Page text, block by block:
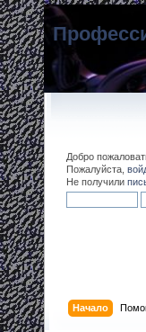
Добро
Пожалуйста,
Не получили
Начало